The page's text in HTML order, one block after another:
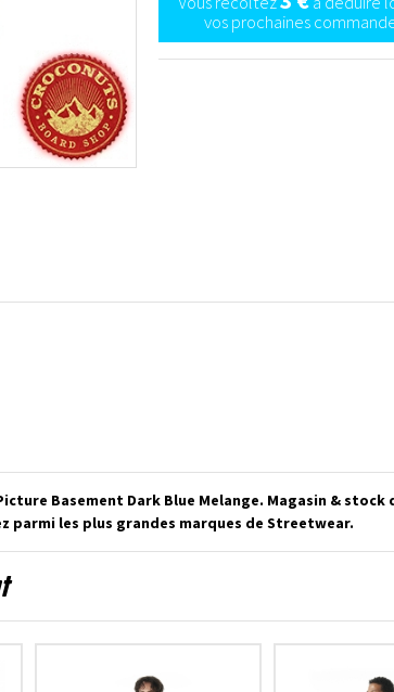
vos prochaines
Basement Dark Blue Melange. Magasin &
parmi les plus grandes marques de Streetwear.